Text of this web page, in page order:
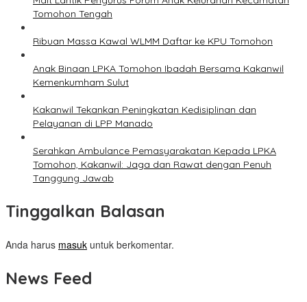
Tomohon Tengah
Ribuan Massa Kawal WLMM Daftar ke KPU Tomohon
Anak Binaan LPKA Tomohon Ibadah Bersama Kakanwil
Kemenkumham Sulut
Kakanwil Tekankan Peningkatan Kedisiplinan dan
Pelayanan di LPP Manado
Serahkan Ambulance Pemasyarakatan Kepada LPKA
Tomohon, Kakanwil: Jaga dan Rawat dengan Penuh
Tanggung Jawab
Tinggalkan Balasan
Anda harus masuk untuk berkomentar.
News Feed